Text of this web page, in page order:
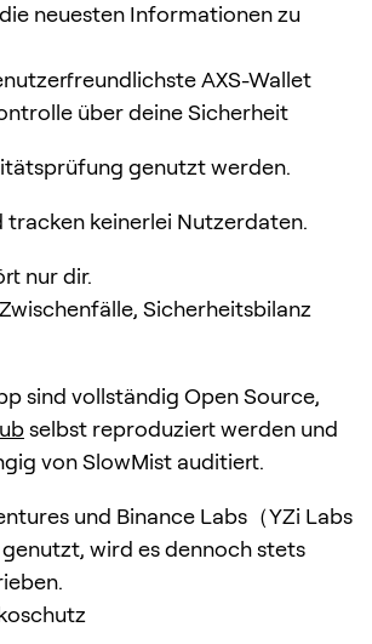
neuesten Informationen zu
AXS-Wallet
über deine Sicherheit
genutzt werden.
tracken keinerlei Nutzerdaten.
nur dir.
Sicherheitsbilanz
sind vollständig Open Source,
selbst reproduziert werden und
von SlowMist auditiert.
und Binance Labs（YZi Labs
wird es dennoch stets